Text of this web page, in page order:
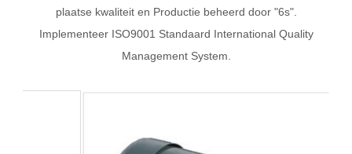
plaatse kwaliteit en Productie beheerd door "6s".
Implementeer ISO9001 Standaard International Quality
Management System.